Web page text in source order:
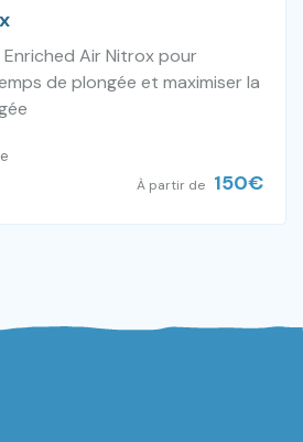
Air Nitrox pour
de plongée et maximiser la
À partir de 150€